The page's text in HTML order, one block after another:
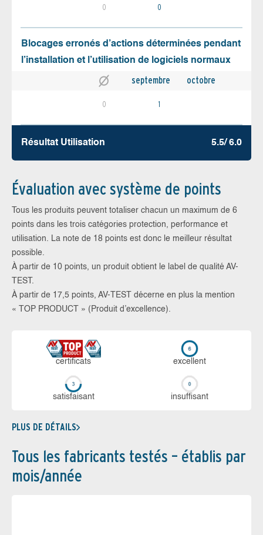
0 0
Blocages erronés d’actions déterminées pendant
l’installation et l’utilisation de logiciels normaux
septembre octobre
0 1
Résultat Utilisation 5.5/ 6.0
Évaluation avec système de points
Tous les produits peuvent totaliser chacun un maximum de 6
points dans les trois catégories protection, performance et
utilisation. La note de 18 points est donc le meilleur résultat
possible.
À partir de 10 points, un produit obtient le label de qualité AV-
TEST.
À partir de 17,5 points, AV-TEST décerne en plus la mention
« TOP PRODUCT » (Produit d’excellence).
certi­ficats ex­cellent
sa­tis­fai­sant in­suf­fi­sant
PLUS DE DÉTAILS
Tous les fabricants testés – établis par
mois/année